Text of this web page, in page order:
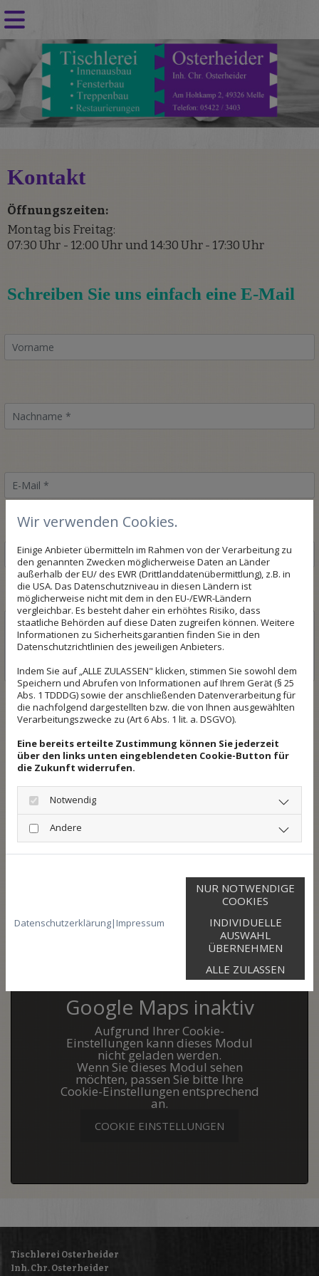
Kontakt
Öffnungszeiten:
Montag bis Freitag:
07:30 Uhr - 12:00 Uhr und 14:30 Uhr - 17:30 Uhr
Schreiben Sie uns einfach eine E-Mail
* Pflichtangabe
Anfahrt
Tischlerei Osterheider
Telefon:05422 / 3403
Google Maps inaktiv
Aufgrund Ihrer Cookie-
Einstellungen kann dieses Modul
nicht geladen werden.
Wenn Sie dieses Modul sehen
möchten, passen Sie bitte Ihre
Cookie-Einstellungen entsprechend
an.
COOKIE EINSTELLUNGEN
Tischlerei Osterheider
Inh. Chr. Osterheider
Wir verwenden Cookies.
Einige Anbieter übermitteln im Rahmen von der Verarbeitung zu
den genannten Zwecken möglicherweise Daten an Länder
außerhalb der EU/ des EWR (Drittlanddatenübermittlung), z.B. in
die USA. Das Datenschutzniveau in diesen Ländern ist
möglicherweise nicht mit dem in den EU-/EWR-Ländern
vergleichbar. Es besteht daher ein erhöhtes Risiko, dass
staatliche Behörden auf diese Daten zugreifen können. Weitere
Informationen zu Sicherheitsgarantien finden Sie in den
Datenschutzrichtlinien des jeweiligen Anbieters.
Indem Sie auf „ALLE ZULASSEN" klicken, stimmen Sie sowohl dem
Speichern und Abrufen von Informationen auf Ihrem Gerät (§ 25
Abs. 1 TDDDG) sowie der anschließenden Datenverarbeitung für
die nachfolgend dargestellten bzw. die von Ihnen ausgewählten
Verarbeitungszwecke zu (Art 6 Abs. 1 lit. a. DSGVO).
Eine bereits erteilte Zustimmung können Sie jederzeit
über den links unten eingeblendeten Cookie-Button für
die Zukunft widerrufen.
Notwendig
Andere
Datenschutzerklärung| Impressum
NUR NOTWENDIGE
COOKIES
INDIVIDUELLE
AUSWAHL
ÜBERNEHMEN
ALLE ZULASSEN